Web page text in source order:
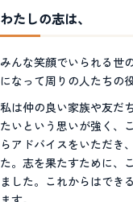
わたしの志は、
みんな笑顔でいられる世
になって周りの人たちの
私は仲の良い家族や友だ
たいという思いが強く、
らアドバイスをいただき
た。志を果たすために、
ました。これからはでき